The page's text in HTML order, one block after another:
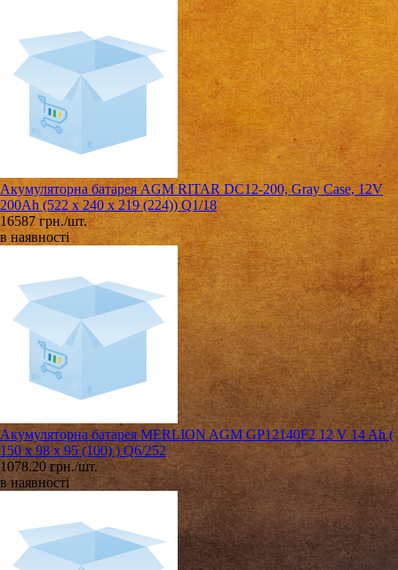
Акумуляторна батарея AGM RITAR DC12-200, Gray Case, 12V
200Ah (522 х 240 х 219 (224)) Q1/18
16587 грн./шт.
в наявності
Акумуляторна батарея MERLION AGM GP12140F2 12 V 14 Ah (
150 x 98 x 95 (100) ) Q6/252
1078.20 грн./шт.
в наявності